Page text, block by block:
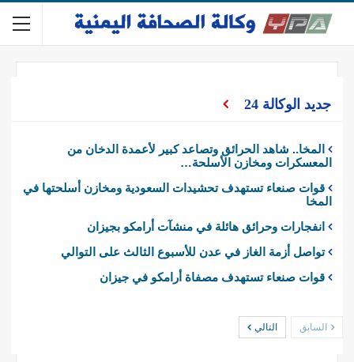
جديد الوكالة 24
المخا.. شاهد الحرائق وتصاعد كبير لأعمدة الدخان من
المعسكرات ومخازن الأسلحة…
قوات صنعاء تستهدف تحشيدات السعودية ومخازن أسلحتها في
المخا
انفجارات وحرائق هائلة في منشآت أرامكو بجيزان
تواصل أزمة الغاز في عدن للأسبوع الثالث على التوالي
قوات صنعاء تستهدف مصفاة أرامكو في جيزان
السابق التالي